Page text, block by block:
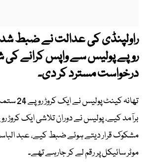
راولپنڈی کی عدالت نے ضبط
روپے پولیس سے واپس کرانے
درخواست مسترد کر دی۔
برآمد کیے، پولیس نے دوران تلاشی ایک کروڑ
مشکوک قرار دیتے ہوئے ضبط کیے، عبد
موٹر سائیکل پر رقم لے کر جارہے تھے۔